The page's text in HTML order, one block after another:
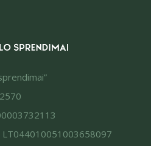
LT044010051003658097